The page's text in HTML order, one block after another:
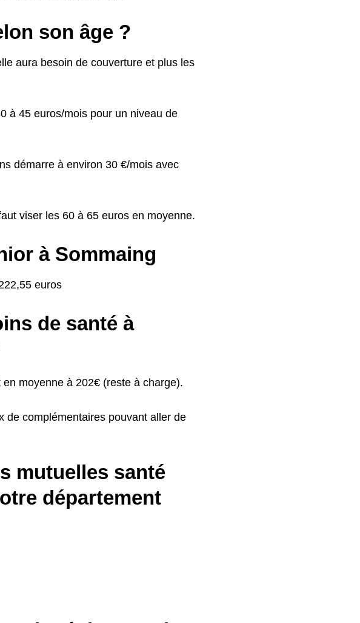
son âge ?
aura besoin de couverture et plus les
à 45 euros/mois pour un niveau de
démarre à environ 30 €/mois avec
viser les 60 à 65 euros en moyenne.
à Sommaing
euros
de santé à
moyenne à 202€ (reste à charge).
de complémentaires pouvant aller de
mutuelles santé
département